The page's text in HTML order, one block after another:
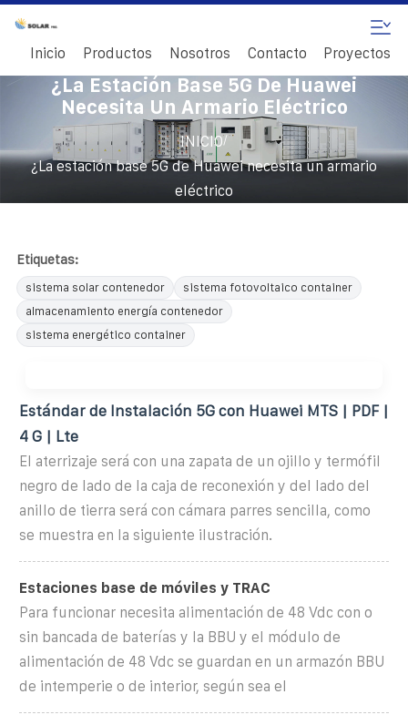
Inicio Productos Nosotros Contacto Proyectos
¿La Estación Base 5G De Huawei
Necesita Un Armario Eléctrico
INICIO/
¿La estación base 5G de Huawei necesita un armario
eléctrico
Etiquetas:
sistema solar contenedor
sistema fotovoltaico container
almacenamiento energía contenedor
sistema energético container
Estándar de Instalación 5G con Huawei MTS | PDF |
4 G | Lte
El aterrizaje será con una zapata de un ojillo y termófil
negro de lado de la caja de reconexión y del lado del
anillo de tierra será con cámara parres sencilla, como
se muestra en la siguiente ilustración.
Estaciones base de móviles y TRAC
Para funcionar necesita alimentación de 48 Vdc con o
sin bancada de baterías y la BBU y el módulo de
alimentación de 48 Vdc se guardan en un armazón BBU
de intemperie o de interior, según sea el